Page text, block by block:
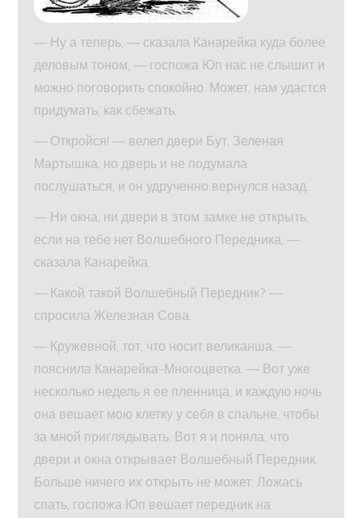
— Ну а теперь, — сказала Канарейка куда более
деловым тоном, — госпожа Юп нас не слышит и
можно поговорить спокойно. Может, нам удастся
придумать, как сбежать.
— Откройся! — велел двери Бут, Зеленая
Мартышка, но дверь и не подумала
послушаться, и он удрученно вернулся назад.
— Ни окна, ни двери в этом замке не открыть,
если на тебе нет Волшебного Передника, —
сказала Канарейка.
— Какой такой Волшебный Передник? —
спросила Железная Сова.
— Кружевной, тот, что носит великанша, —
пояснила Канарейка-Многоцветка. — Вот уже
несколько недель я ее пленница, и каждую ночь
она вешает мою клетку у себя в спальне, чтобы
за мной приглядывать. Вот я и поняла, что
двери и окна открывает Волшебный Передник.
Больше ничего их открыть не может. Ложась
спать, госпожа Юп вешает передник на